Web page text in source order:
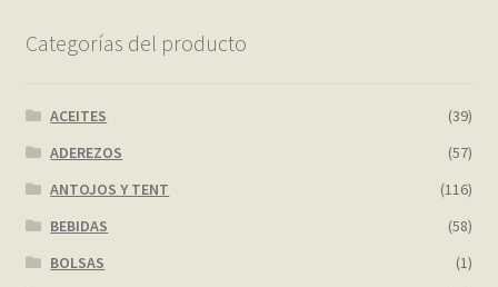
Categorías del producto
ACEITES
(39)
ADEREZOS
(57)
ANTOJOS Y TENT
(116)
BEBIDAS
(58)
BOLSAS
(1)